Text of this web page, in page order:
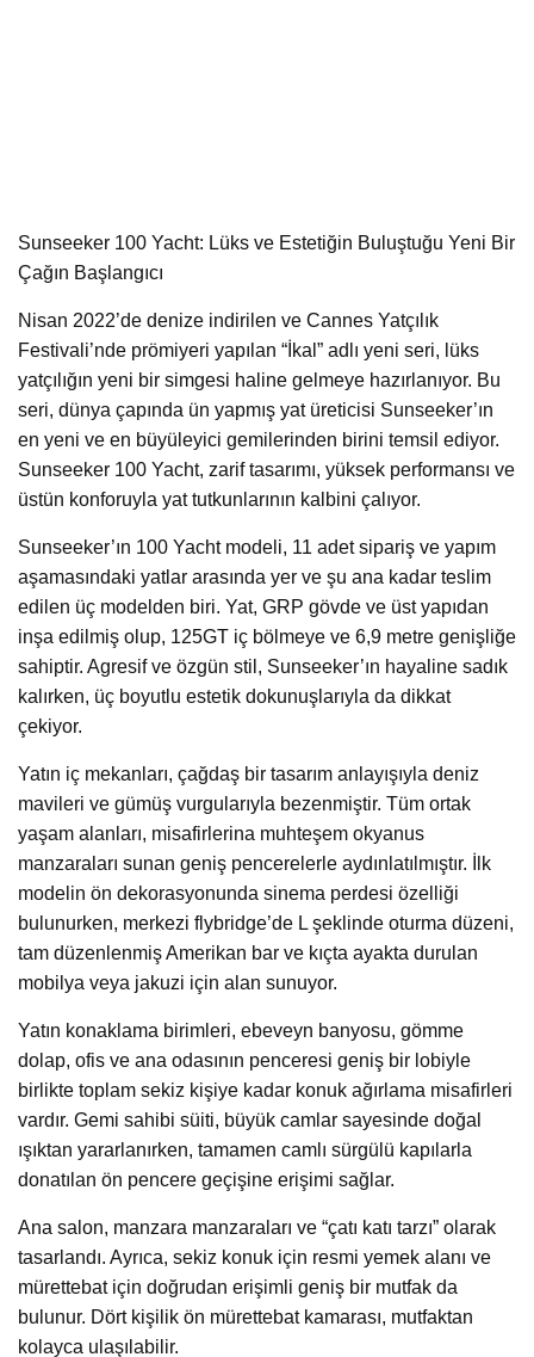
Sunseeker 100 Yacht: Lüks ve Estetiğin Buluştuğu Yeni Bir
Çağın Başlangıcı
Nisan 2022’de denize indirilen ve Cannes Yatçılık
Festivali’nde prömiyeri yapılan “İkal” adlı yeni seri, lüks
yatçılığın yeni bir simgesi haline gelmeye hazırlanıyor. Bu
seri, dünya çapında ün yapmış yat üreticisi Sunseeker’ın
en yeni ve en büyüleyici gemilerinden birini temsil ediyor.
Sunseeker 100 Yacht, zarif tasarımı, yüksek performansı ve
üstün konforuyla yat tutkunlarının kalbini çalıyor.
Sunseeker’ın 100 Yacht modeli, 11 adet sipariş ve yapım
aşamasındaki yatlar arasında yer ve şu ana kadar teslim
edilen üç modelden biri. Yat, GRP gövde ve üst yapıdan
inşa edilmiş olup, 125GT iç bölmeye ve 6,9 ​​metre genişliğe
sahiptir. Agresif ve özgün stil, Sunseeker’ın hayaline sadık
kalırken, üç boyutlu estetik dokunuşlarıyla da dikkat
çekiyor.
Yatın iç mekanları, çağdaş bir tasarım anlayışıyla deniz
mavileri ve gümüş vurgularıyla bezenmiştir. Tüm ortak
yaşam alanları, misafirlerina muhteşem okyanus
manzaraları sunan geniş pencerelerle aydınlatılmıştır. İlk
modelin ön dekorasyonunda sinema perdesi özelliği
bulunurken, merkezi flybridge’de L şeklinde oturma düzeni,
tam düzenlenmiş Amerikan bar ve kıçta ayakta durulan
mobilya veya jakuzi için alan sunuyor.
Yatın konaklama birimleri, ebeveyn banyosu, gömme
dolap, ofis ve ana odasının penceresi geniş bir lobiyle
birlikte toplam sekiz kişiye kadar konuk ağırlama misafirleri
vardır. Gemi sahibi süiti, büyük camlar sayesinde doğal
ışıktan yararlanırken, tamamen camlı sürgülü kapılarla
donatılan ön pencere geçişine erişimi sağlar.
Ana salon, manzara manzaraları ve “çatı katı tarzı” olarak
tasarlandı. Ayrıca, sekiz konuk için resmi yemek alanı ve
mürettebat için doğrudan erişimli geniş bir mutfak da
bulunur. Dört kişilik ön mürettebat kamarası, mutfaktan
kolayca ulaşılabilir.